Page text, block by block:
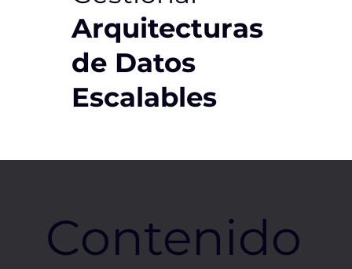
Arquitecturas
de Datos
Escalables
Contenido